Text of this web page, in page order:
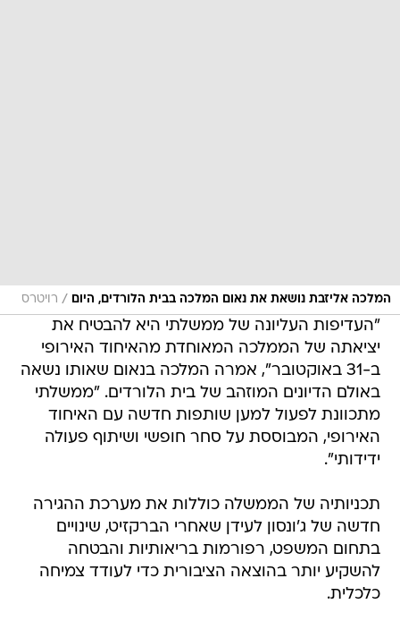
המלכה אליזבת נושאת את נאום המלכה בבית הלורדים, היום / רויטרס
"העדיפות העליונה של ממשלתי היא להבטיח את
יציאתה של הממלכה המאוחדת מהאיחוד האירופי
ב-31 באוקטובר", אמרה המלכה בנאום שאותו נשאה
באולם הדיונים המוזהב של בית הלורדים. "ממשלתי
מתכוונת לפעול למען שותפות חדשה עם האיחוד
האירופי, המבוססת על סחר חופשי ושיתוף פעולה
ידידותי".
תכניותיה של הממשלה כוללות את מערכת ההגירה
חדשה של ג'ונסון לעידן שאחרי הברקזיט, שינויים
בתחום המשפט, רפורמות בריאותיות והבטחה
להשקיע יותר בהוצאה הציבורית כדי לעודד צמיחה
כלכלית.